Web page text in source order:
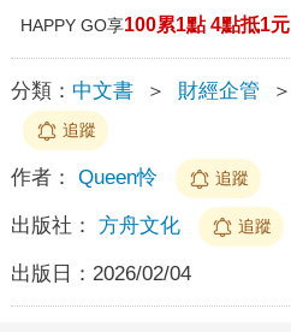
HAPPY GO享100累1點 4點抵1元
分類： 中文書 ＞ 財經企管 ＞
追蹤
作者： Queen怜 追蹤
出版社： 方舟文化 追蹤
出版日： 2026/02/04